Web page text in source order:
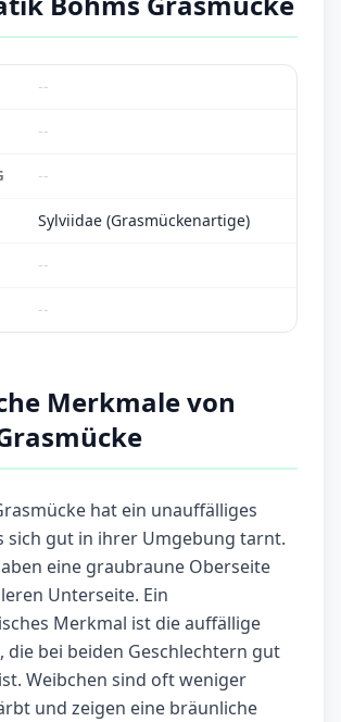
--
--
--
Sylviidae (Grasmückenartige)
--
--
Merkmale von
hat ein unauffälliges
sich gut in ihrer Umgebung tarnt.
eine graubraune Oberseite
Unterseite. Ein
Merkmal ist die auffällige
die bei beiden Geschlechtern gut
Weibchen sind oft weniger
und zeigen eine bräunliche